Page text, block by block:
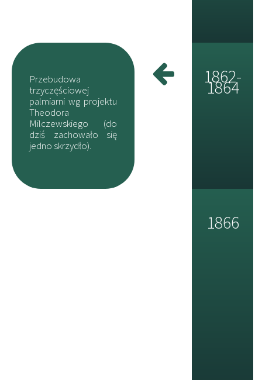
Przebudowa
trzyczęściowej
palmiarni wg projektu
Theodora
Milczewskiego (do
dziś zachowało się
jedno skrzydło).
1862-
1864
1866